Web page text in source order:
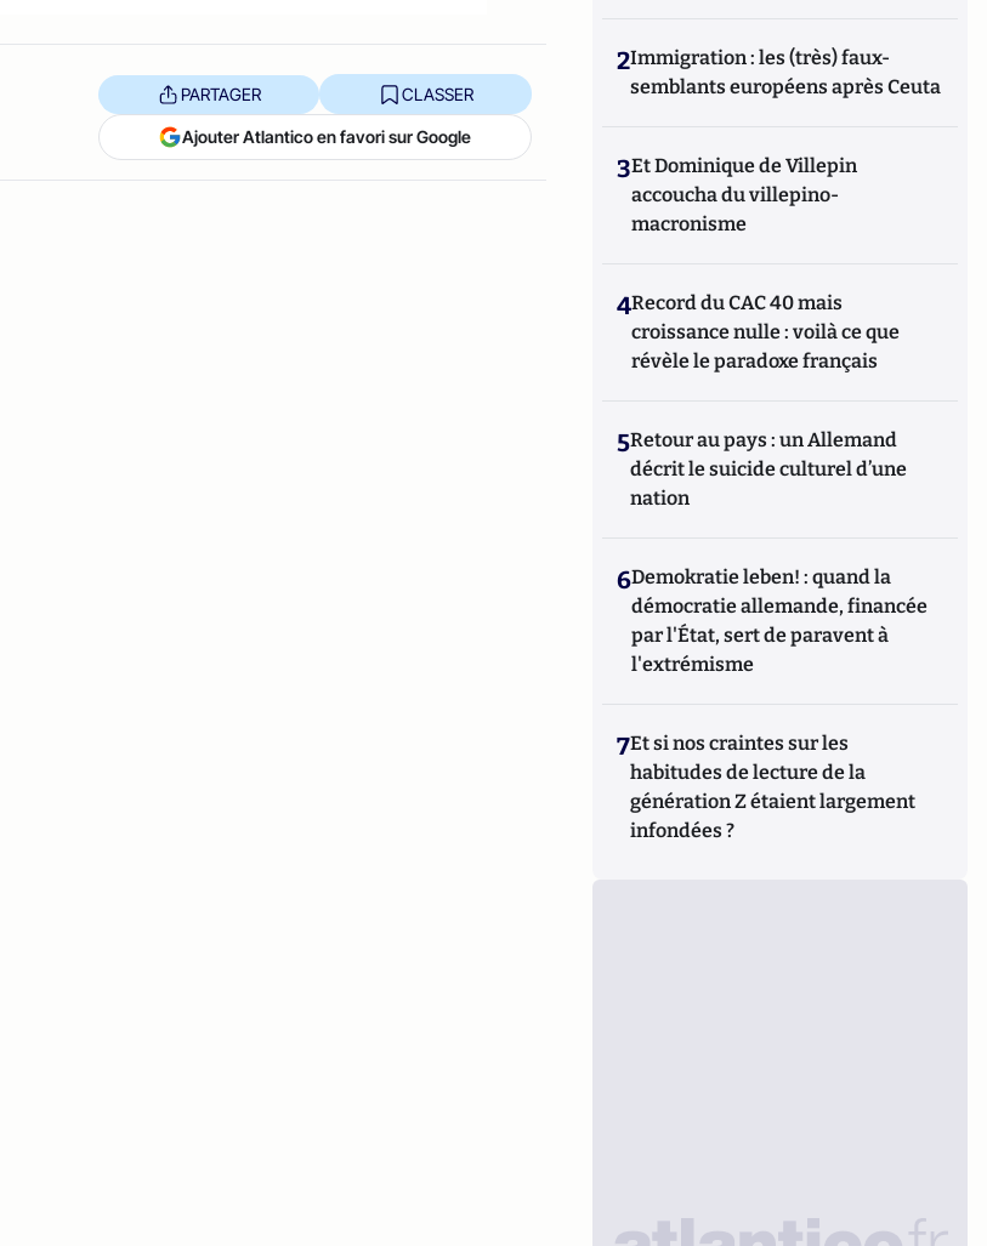
PARTAGER CLASSER
Ajouter Atlantico en favori sur Google
2Immigration : les (très) faux-
semblants européens après Ceuta
3Et Dominique de Villepin
accoucha du villepino-
macronisme
4Record du CAC 40 mais
croissance nulle : voilà ce que
révèle le paradoxe français
5Retour au pays : un Allemand
décrit le suicide culturel d’une
nation
6Demokratie leben! : quand la
démocratie allemande, financée
par l'État, sert de paravent à
l'extrémisme
7Et si nos craintes sur les
habitudes de lecture de la
génération Z étaient largement
infondées ?